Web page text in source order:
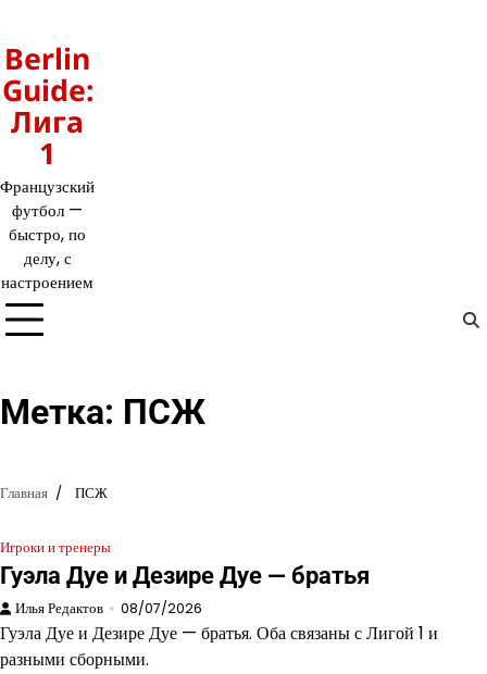
содержимому
Berlin
Guide:
Лига
1
Французский
футбол —
быстро, по
делу, с
настроением
Метка: ПСЖ
Главная ПСЖ
Игроки и тренеры
Гуэла Дуе и Дезире Дуе — братья
Илья Редактов 08/07/2026
Гуэла Дуе и Дезире Дуе — братья. Оба связаны с Лигой 1 и
разными сборными.